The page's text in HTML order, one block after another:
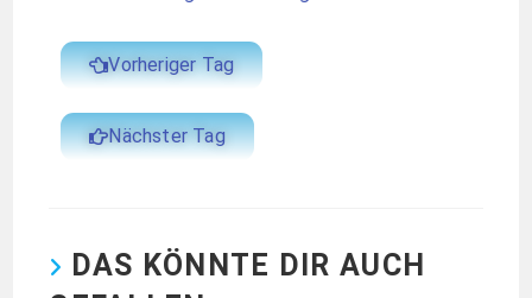
Vorheriger Tag
Nächster Tag
DAS KÖNNTE DIR AUCH